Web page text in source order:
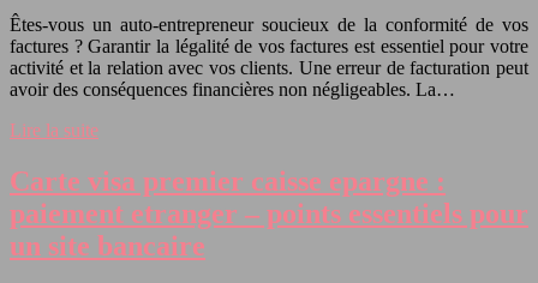
Êtes-vous un auto-entrepreneur soucieux de la conformité de vos
factures ? Garantir la légalité de vos factures est essentiel pour votre
activité et la relation avec vos clients. Une erreur de facturation peut
avoir des conséquences financières non négligeables. La…
Lire la suite
Carte visa premier caisse epargne :
paiement etranger – points essentiels pour
un site bancaire